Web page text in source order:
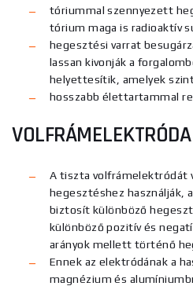
tóriummal szennyezett
tórium maga is radioaktív
hegesztési varrat
lassan kivonják a
helyettesítik, amelyek
hosszabb élettartammal
A tiszta volfrámelektródát
hegesztéshez használják,
biztosít különböző
különböző pozitív és
arányok mellett történő
Ennek az elektródának a
magnézium és